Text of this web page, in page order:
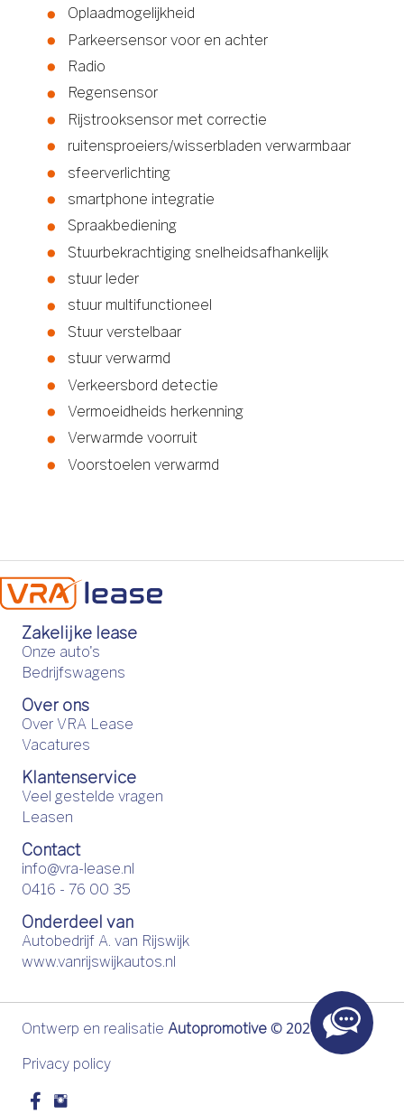
Oplaadmogelijkheid
Parkeersensor voor en achter
Radio
Regensensor
Rijstrooksensor met correctie
ruitensproeiers/wisserbladen verwarmbaar
sfeerverlichting
smartphone integratie
Spraakbediening
Stuurbekrachtiging snelheidsafhankelijk
stuur leder
stuur multifunctioneel
Stuur verstelbaar
stuur verwarmd
Verkeersbord detectie
Vermoeidheids herkenning
Verwarmde voorruit
Voorstoelen verwarmd
Zakelijke lease
Onze auto's
Bedrijfswagens
Over ons
Over VRA Lease
Vacatures
Klantenservice
Veel gestelde vragen
Leasen
Contact
info@vra-lease.nl
0416 - 76 00 35
Onderdeel van
Autobedrijf A. van Rijswijk
www.vanrijswijkautos.nl
Ontwerp en realisatie Autopromotive ©2026
Privacy policy